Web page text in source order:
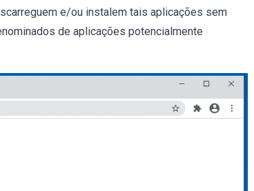
e/ou instalem tais aplicações sem
de aplicações potencialmente